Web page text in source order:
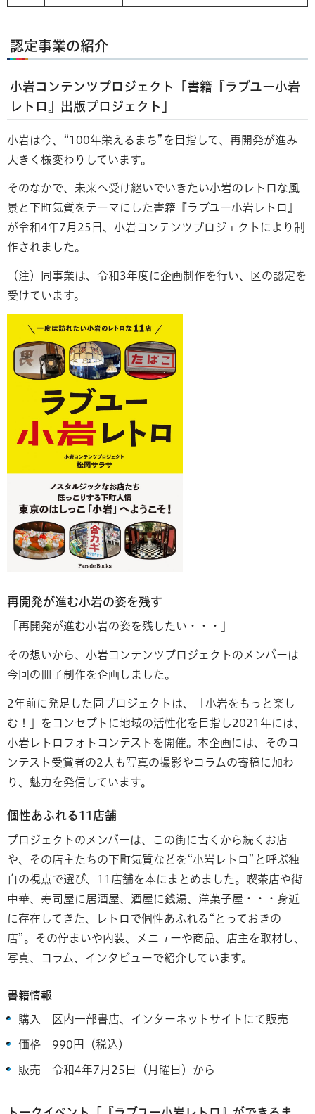
認定事業の紹介
小岩コンテンツプロジェクト「書籍『ラブユー小岩
レトロ』出版プロジェクト」
小岩は今、“100年栄えるまち”を目指して、再開発が進み
大きく様変わりしています。
そのなかで、未来へ受け継いでいきたい小岩のレトロな風
景と下町気質をテーマにした書籍『ラブユー小岩レトロ』
が令和4年7月25日、小岩コンテンツプロジェクトにより制
作されました。
（注）同事業は、令和3年度に企画制作を行い、区の認定を
受けています。
再開発が進む小岩の姿を残す
「再開発が進む小岩の姿を残したい・・・」
その想いから、小岩コンテンツプロジェクトのメンバーは
今回の冊子制作を企画しました。
2年前に発足した同プロジェクトは、「小岩をもっと楽し
む！」をコンセプトに地域の活性化を目指し2021年には、
小岩レトロフォトコンテストを開催。本企画には、そのコ
ンテスト受賞者の2人も写真の撮影やコラムの寄稿に加わ
り、魅力を発信しています。
個性あふれる11店舗
プロジェクトのメンバーは、この街に古くから続くお店
や、その店主たちの下町気質などを“小岩レトロ”と呼ぶ独
自の視点で選び、11店舗を本にまとめました。喫茶店や街
中華、寿司屋に居酒屋、酒屋に銭湯、洋菓子屋・・・身近
に存在してきた、レトロで個性あふれる“とっておきの
店”。その佇まいや内装、メニューや商品、店主を取材し、
写真、コラム、インタビューで紹介しています。
書籍情報
購入 区内一部書店、インターネットサイトにて販売
価格 990円（税込）
販売 令和4年7月25日（月曜日）から